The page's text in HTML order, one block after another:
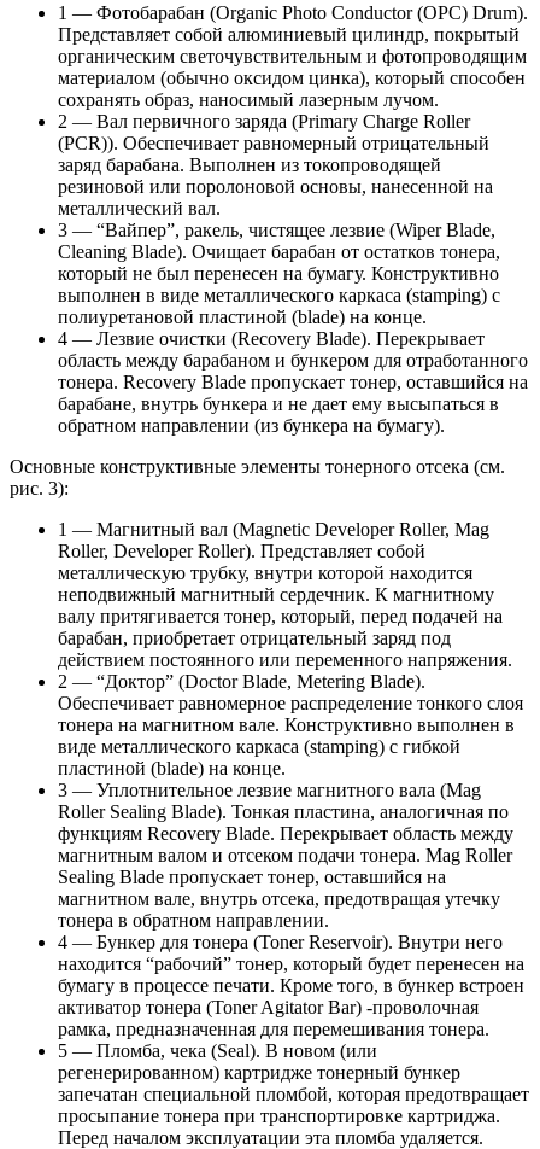
1 — Фотобарабан (Organic Photo Conductor (OPC) Drum).
Представляет собой алюминиевый цилиндр, покрытый
органическим светочувствительным и фотопроводящим
материалом (обычно оксидом цинка), который способен
сохранять образ, наносимый лазерным лучом.
2 — Вал первичного заряда (Primary Charge Roller
(PCR)). Обеспечивает равномерный отрицательный
заряд барабана. Выполнен из токопроводящей
резиновой или поролоновой основы, нанесенной на
металлический вал.
3 — “Вайпер”, ракель, чистящее лезвие (Wiper Blade,
Cleaning Blade). Очищает барабан от остатков тонера,
который не был перенесен на бумагу. Конструктивно
выполнен в виде металлического каркаса (stamping) с
полиуретановой пластиной (blade) на конце.
4 — Лезвие очистки (Recovery Blade). Перекрывает
область между барабаном и бункером для отработанного
тонера. Recovery Blade пропускает тонер, оставшийся на
барабане, внутрь бункера и не дает ему высыпаться в
обратном направлении (из бункера на бумагу).
Основные конструктивные элементы тонерного отсека (см.
рис. 3):
1 — Магнитный вал (Magnetic Developer Roller, Mag
Roller, Developer Roller). Представляет собой
металлическую трубку, внутри которой находится
неподвижный магнитный сердечник. К магнитному
валу притягивается тонер, который, перед подачей на
барабан, приобретает отрицательный заряд под
действием постоянного или переменного напряжения.
2 — “Доктор” (Doctor Blade, Metering Blade).
Обеспечивает равномерное распределение тонкого слоя
тонера на магнитном вале. Конструктивно выполнен в
виде металлического каркаса (stamping) с гибкой
пластиной (blade) на конце.
3 — Уплотнительное лезвие магнитного вала (Mag
Roller Sealing Blade). Тонкая пластина, аналогичная по
функциям Recovery Blade. Перекрывает область между
магнитным валом и отсеком подачи тонера. Mag Roller
Sealing Blade пропускает тонер, оставшийся на
магнитном вале, внутрь отсека, предотвращая утечку
тонера в обратном направлении.
4 — Бункер для тонера (Toner Reservoir). Внутри него
находится “рабочий” тонер, который будет перенесен на
бумагу в процессе печати. Кроме того, в бункер встроен
активатор тонера (Toner Agitator Bar) -проволочная
рамка, предназначенная для перемешивания тонера.
5 — Пломба, чека (Seal). В новом (или
регенерированном) картридже тонерный бункер
запечатан специальной пломбой, которая предотвращает
просыпание тонера при транспортировке картриджа.
Перед началом эксплуатации эта пломба удаляется.